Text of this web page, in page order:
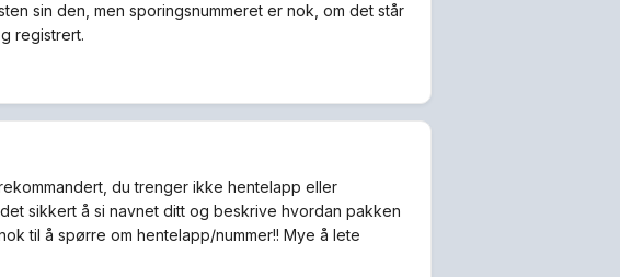
sin den, men sporingsnummeret er nok, om det står
registrert.
du trenger ikke hentelapp eller
sikkert å si navnet ditt og beskrive hvordan pakken
til å spørre om hentelapp/nummer!! Mye å lete